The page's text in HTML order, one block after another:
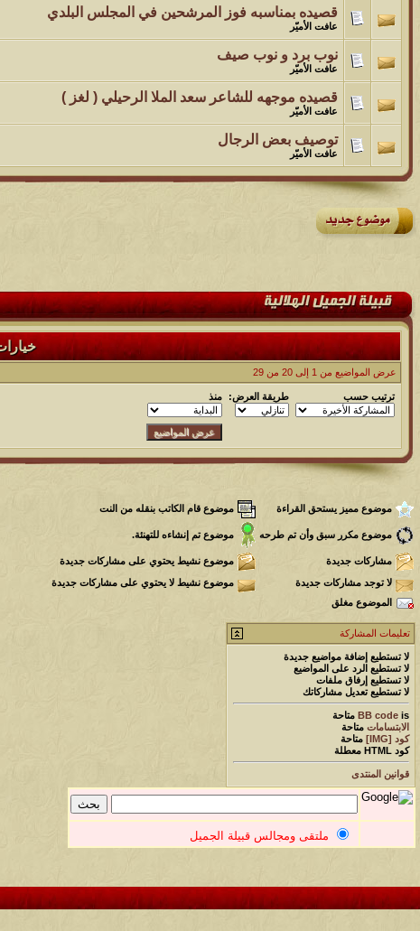
قصيده بمناسبه فوز المرشحين في المجلس البلدي
عافت الأميّر
نوب برد و نوب صيف
عافت الأميّر
قصيده موجهه للشاعر سعد الملا الرحيلي ( لغز )
عافت الأميّر
توصيف بعض الرجال
عافت الأميّر
عرض المواضيع من 1 إلى 20 من 29
ترتيب حسب طريقة العرض: منذ
موضوع مميز يستحق القراءة موضوع قام الكاتب بنقله من النت
موضوع مكرر سبق وأن تم طرحه موضوع تم إنشاءه للتهنئة.
مشاركات جديدة
موضوع نشيط يحتوي على مشاركات جديدة
لا توجد مشاركات جديدة
موضوع نشيط لا يحتوي على مشاركات جديدة
الموضوع مغلق
تعليمات المشاركة
لا تستطيع إضافة مواضيع جديدة
لا تستطيع الرد على المواضيع
لا تستطيع إرفاق ملفات
لا تستطيع تعديل مشاركاتك
BB code is
متاحة
الابتسامات متاحة
كود [IMG]
متاحة
كود HTML
معطلة
قوانين المنتدى
ملتقى ومجالس قبيلة الجميل